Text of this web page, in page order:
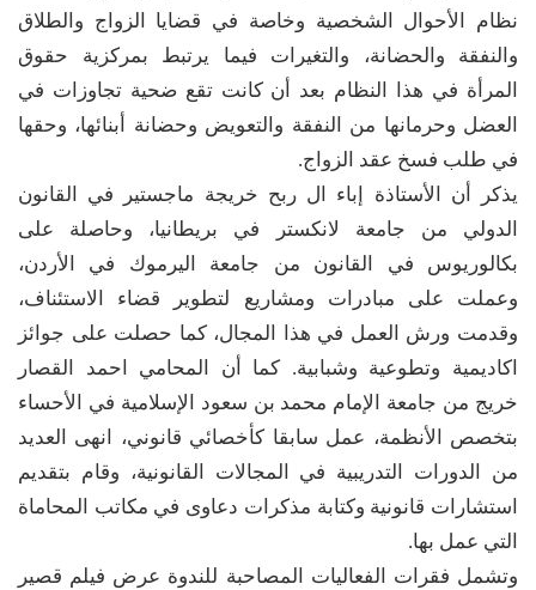
نظام الأحوال الشخصية وخاصة في قضايا الزواج والطلاق
والنفقة والحضانة، والتغيرات فيما يرتبط بمركزية حقوق
المرأة في هذا النظام بعد أن كانت تقع ضحية تجاوزات في
العضل وحرمانها من النفقة والتعويض وحضانة أبنائها، وحقها
في طلب فسخ عقد الزواج.
يذكر أن الأستاذة إباء ال ربح خريجة ماجستير في القانون
الدولي من جامعة لانكستر في بريطانيا، وحاصلة على
بكالوريوس في القانون من جامعة اليرموك في الأردن،
وعملت على مبادرات ومشاريع لتطوير قضاء الاستئناف،
وقدمت ورش العمل في هذا المجال، كما حصلت على جوائز
اكاديمية وتطوعية وشبابية. كما أن المحامي احمد القصار
خريج من جامعة الإمام محمد بن سعود الإسلامية في الأحساء
بتخصص الأنظمة، عمل سابقا كأخصائي قانوني، انهى العديد
من الدورات التدريبية في المجالات القانونية، وقام بتقديم
استشارات قانونية وكتابة مذكرات دعاوى في مكاتب المحاماة
التي عمل بها.
وتشمل فقرات الفعاليات المصاحبة للندوة عرض فيلم قصير